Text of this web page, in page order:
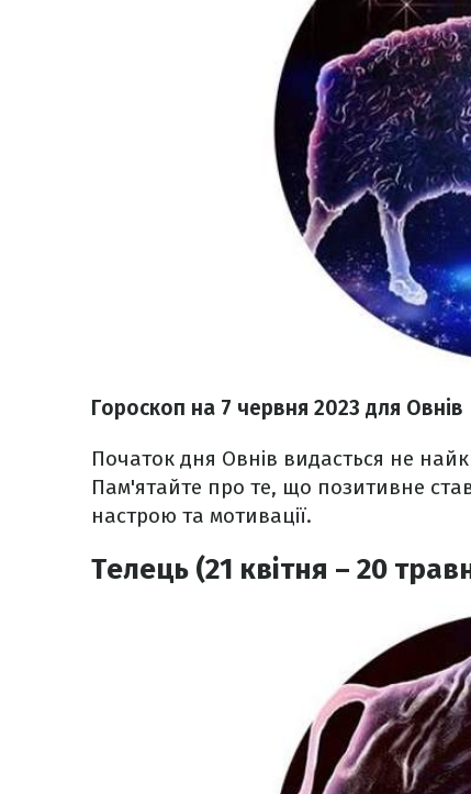
Гороскоп на 7 червня 2023 для Овнів
Початок дня Овнів видасться не
Пам'ятайте про те, що позитивне
настрою та мотивації.
Телець (21 квітня – 20